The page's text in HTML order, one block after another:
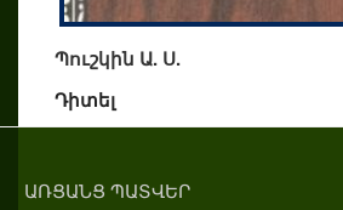
Պուշկին Ա. Ս.
Դիտել
ԱՌՑԱՆՑ ՊԱՏՎԵՐ